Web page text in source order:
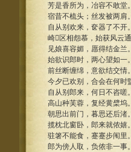
芳是香所为，冶容不敢堂
宿昔不梳头；丝发被两肩
自从别欢来，奁器了不开
崎区相怨慕，始获风云
见娘喜容媚，愿得结金兰
始欲识郎时，两心望如一
前丝断缠绵，意欲结交情
今夕已欢别，合会在何时
自从别郎来，何日不咨嗟
高山种芙蓉，复经黄檗坞
朝思出前门，暮思还后渚
揽枕北窗卧，郎来就侬嬉
驻箸不能食，蹇蹇步闱里
郎为傍人取，负侬非一事